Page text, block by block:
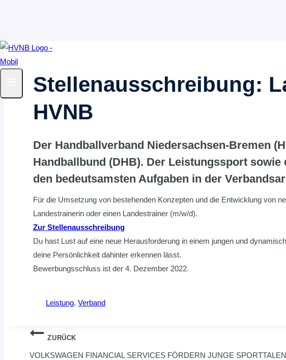
Zum
Inhalt
Stellenausschreibung:
HVNB
Der Handballverband Niedersachsen-Bremen
Handballbund (DHB). Der Leistungssport
den bedeutsamsten Aufgaben in der
Für die Umsetzung von bestehenden Konzepten und die Entwicklung von
Landestrainerin oder einen Landestrainer (m/w/d).
Zur Stellenausschreibung
Du hast Lust auf eine neue Herausforderung in einem jungen und
deine Persönlichkeit dahinter erkennen lässt.
Bewerbungsschluss ist der 4. Dezember 2022.
Leistung, Verband
Beitragsnavigation
ZURÜCK
VOLKSWAGEN FINANCIAL SERVICES FÖRDERN JUNGE